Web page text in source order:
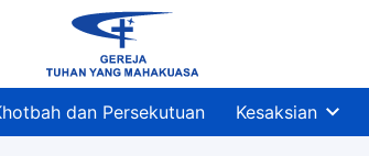
dan Persekutuan Kesaksian